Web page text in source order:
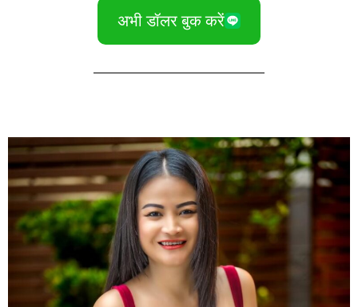
अभी डॉलर बुक करें